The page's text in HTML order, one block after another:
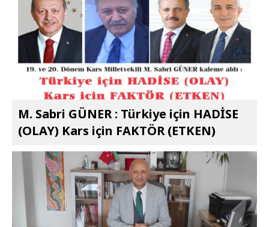
M. Sabri GÜNER : Türkiye için HADİSE
(OLAY) Kars için FAKTÖR (ETKEN)